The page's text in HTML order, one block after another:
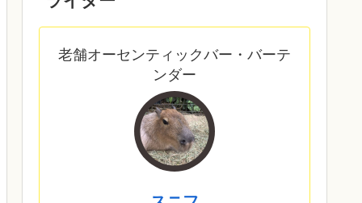
老舗オーセンティックバー・バーテ
ンダー